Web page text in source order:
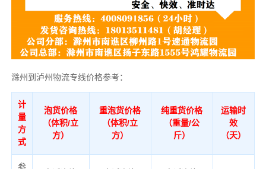
滁州到泸州物流专线价格参考：
计
量
方
式
泡货价格
（体积/立
方）
重泡货价格
（体积/立
方）
纯重货价格
（重量/公
斤）
运输时
效
（天）
参